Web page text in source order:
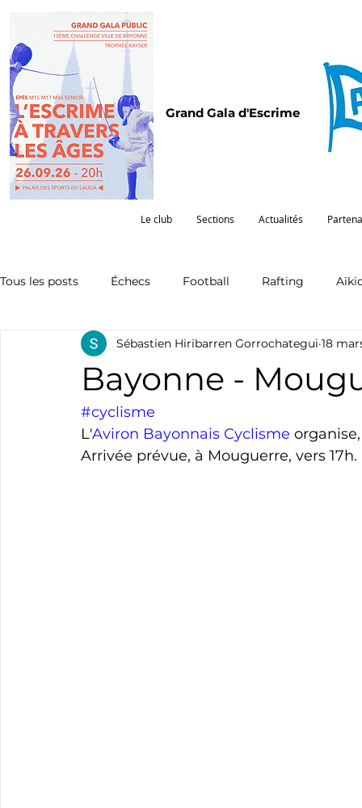
Grand Gala d'Escrime
Le club Sections Actualités
Tous les posts Échecs Football Rafting
Omnisports Partenariat Pelote Pentathlon
Natation
Bayonne -
Sébastien Hiribarren Gorrochategui 18
#cyclisme
L'Aviron Bayonnais Cyclisme
Arrivée prévue, à Mouguerre, vers 17h.